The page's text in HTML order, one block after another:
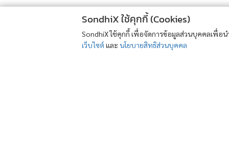
SondhiX ใช้คุกกี้ (Cookies)
SondhiX ใช้คุกกี้ เพื่อจัดการข้อมูลส่วนบุคคลเพื่
เว็บไซต์ และ นโยบายสิทธิส่วนบุคคล